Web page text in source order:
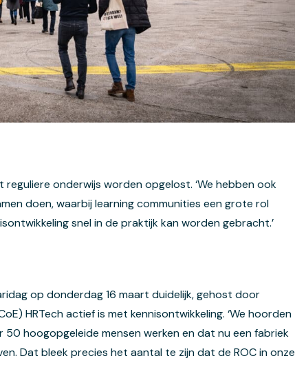
onderwijs worden opgelost. ‘We hebben ook
doen, waarbij learning communities een grote rol
snel in de praktijk kan worden gebracht.’
op donderdag 16 maart duidelijk, gehost door
HRTech actief is met kennisontwikkeling. ‘We hoorden
hoogopgeleide mensen werken en dat nu een fabriek
Dat bleek precies het aantal te zijn dat de ROC in onze